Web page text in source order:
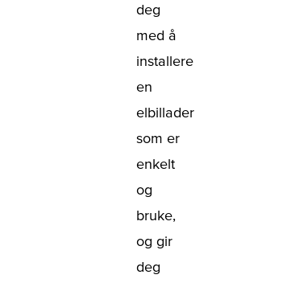
deg
med å
installere
en
elbillader
som er
enkelt
og
bruke,
og gir
deg